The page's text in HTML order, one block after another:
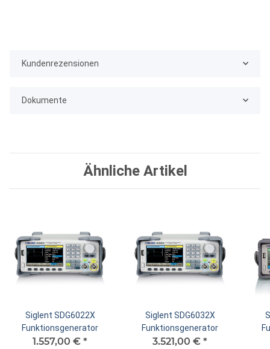
Kundenrezensionen
Dokumente
Ähnliche Artikel
Siglent SDG6022X
Funktionsgenerator
1.557,00 € *
Siglent SDG6032X
Funktionsgenerator
3.521,00 € *